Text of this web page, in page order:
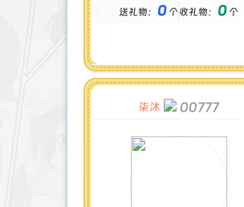
金币 : 0 枚
送礼物： 0个收礼物： 0个
柒沐 00777